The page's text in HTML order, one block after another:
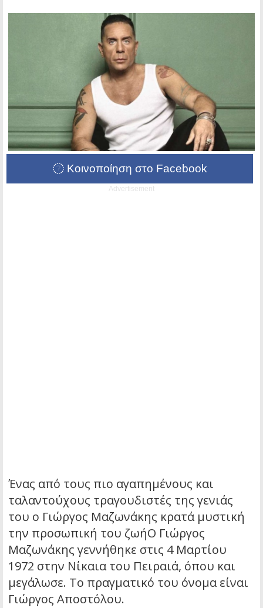
Κοινοποίηση στο Facebook
Advertisement
Ένας από τους πιο αγαπημένους και
ταλαντούχους τραγουδιστές της γενιάς
του ο Γιώργος Μαζωνάκης κρατά μυστική
την προσωπική του ζωήΟ Γιώργος
Μαζωνάκης γεννήθηκε στις 4 Μαρτίου
1972 στην Νίκαια του Πειραιά, όπου και
μεγάλωσε. Το πραγματικό του όνομα είναι
Γιώργος Αποστόλου.